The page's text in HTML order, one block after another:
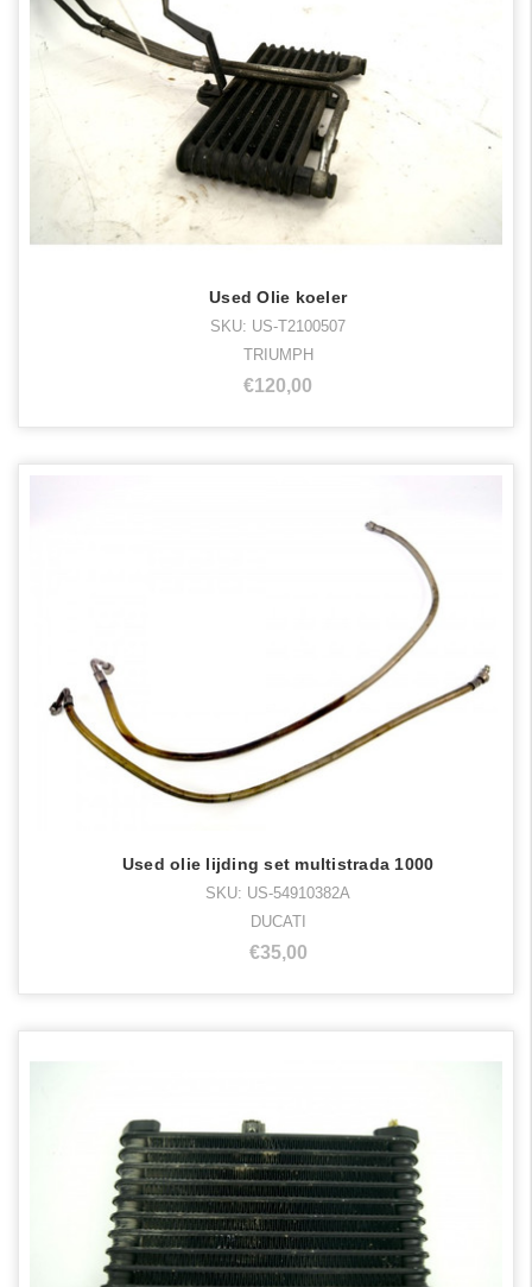
Used Olie koeler
SKU: US-T2100507
TRIUMPH
€120,00
Used olie lijding set multistrada 1000
SKU: US-54910382A
DUCATI
€35,00